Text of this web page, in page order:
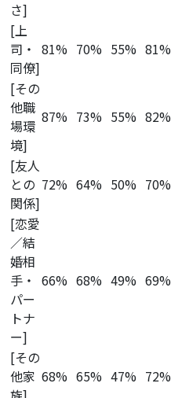
さ]
[上
司・
同僚]
81% 70% 55% 81%
[その
他職
場環
境]
87% 73% 55% 82%
[友人
との
関係]
72% 64% 50% 70%
[恋愛
／結
婚相
手・
パー
トナ
ー]
66% 68% 49% 69%
[その
他家 68% 65% 47% 72%